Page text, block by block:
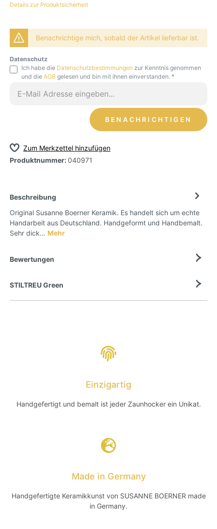
Details zur Produktsicherheit
Benachrichtige mich, sobald der Artikel lieferbar ist.
Datenschutz
Ich habe die Datenschutzbestimmungen zur Kenntnis genommen
und die AGB gelesen und bin mit ihnen einverstanden. *
BENACHRICHTIGEN
Zum Merkzettel hinzufügen
Produktnummer: 040971
Beschreibung
Original Susanne Boerner Keramik. Es handelt sich um echte
Handarbeit aus Deutschland. Handgeformt und Handbemalt.
Sehr dick… Mehr
Bewertungen
STILTREU Green
Einzigartig
Handgefertigt und bemalt ist jeder Zaunhocker ein Unikat.
Made in Germany
Handgefertigte Keramikkunst von SUSANNE BOERNER made
in Germany.